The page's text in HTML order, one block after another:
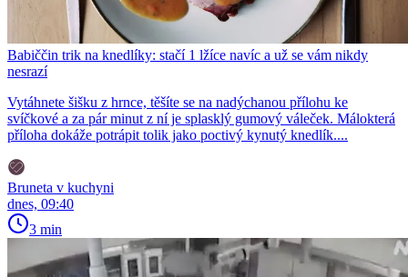
Babiččin trik na knedlíky: stačí 1 lžíce navíc a už se vám nikdy
nesrazí
Vytáhnete šišku z hrnce, těšíte se na nadýchanou přílohu ke
svíčkové a za pár minut z ní je splasklý gumový váleček. Málokterá
příloha dokáže potrápit tolik jako poctivý kynutý knedlík....
Bruneta v kuchyni
dnes, 09:40
3 min